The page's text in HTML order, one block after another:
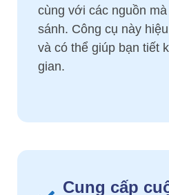
cùng với các nguồn
sánh. Công cụ này
và có thể giúp bạn tiết
gian.
Cung cấp